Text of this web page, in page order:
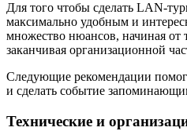
Для того чтобы сделать LAN-
максимально удобным и
множество нюансов, начиная от
заканчивая организационной
Следующие рекомендации
и сделать событие
Технические и